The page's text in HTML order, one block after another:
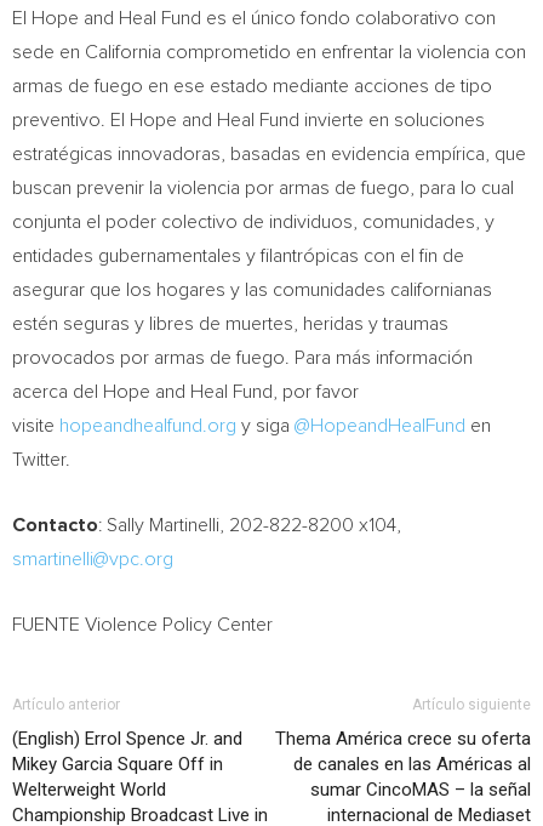
El Hope and Heal Fund es el único fondo colaborativo con
sede en California comprometido en enfrentar la violencia con
armas de fuego en ese estado mediante acciones de tipo
preventivo. El Hope and Heal Fund invierte en soluciones
estratégicas innovadoras, basadas en evidencia empírica, que
buscan prevenir la violencia por armas de fuego, para lo cual
conjunta el poder colectivo de individuos, comunidades, y
entidades gubernamentales y filantrópicas con el fin de
asegurar que los hogares y las comunidades californianas
estén seguras y libres de muertes, heridas y traumas
provocados por armas de fuego. Para más información
acerca del Hope and Heal Fund, por favor
visite hopeandhealfund.org y siga @HopeandHealFund en
Twitter.
Contacto: Sally Martinelli , 202-822-8200 x104,
smartinelli@vpc.org
FUENTE Violence Policy Center
Artículo anterior
(English) Errol Spence Jr. and
Mikey Garcia Square Off in
Welterweight World
Championship Broadcast Live in
Artículo siguiente
Thema América crece su oferta
de canales en las Américas al
sumar CincoMAS – la señal
internacional de Mediaset